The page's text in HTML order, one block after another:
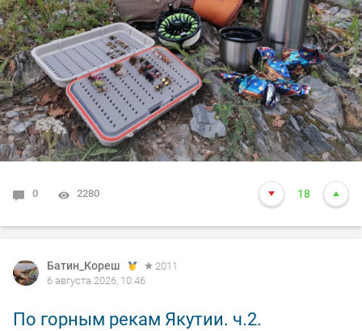
0 2280 18
Батин_Кореш
2011
6 августа 2026, 10:46
По горным рекам Якутии. ч.2.